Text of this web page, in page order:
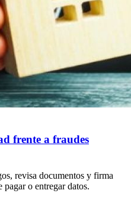
frente a fraudes
revisa documentos y firma
pagar o entregar datos.